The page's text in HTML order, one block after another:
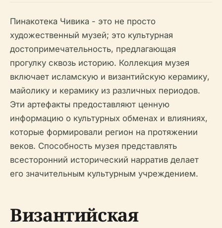
Пинакотека Чивика - это не просто
художественный музей; это культурная
достопримечательность, предлагающая
прогулку сквозь историю. Коллекция музея
включает исламскую и византийскую керамику,
майолику и керамику из различных периодов.
Эти артефакты предоставляют ценную
информацию о культурных обменах и влияниях,
которые формировали регион на протяжении
веков. Способность музея представлять
всесторонний исторический нарратив делает
его значительным культурным учреждением.
Византийская